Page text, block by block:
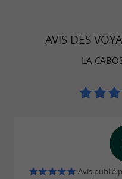
AVIS DES
LA
Avis publié